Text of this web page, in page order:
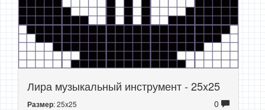
Лира музыкальный инструмент - 25x25
Размер: 25x25
0